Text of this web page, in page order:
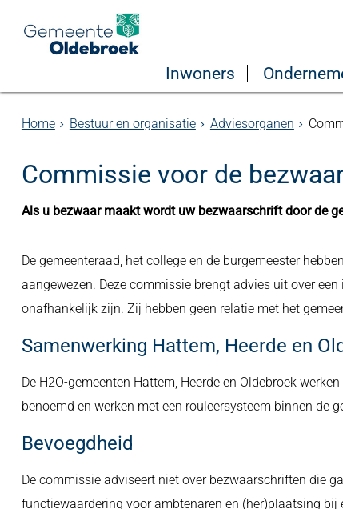
Inwoners
Home Bestuur en organisatie Adviesorganen
Commissie voor de
Als u bezwaar maakt wordt uw bezwaarschrift door de
De gemeenteraad, het college en de burgemeester
aangewezen. Deze commissie brengt advies uit over
onafhankelijk zijn. Zij hebben geen relatie met het
Samenwerking Hattem, Heerde en
De H2O-gemeenten Hattem, Heerde en Oldebroek
benoemd en werken met een rouleersysteem binnen de
Bevoegdheid
De commissie adviseert niet over bezwaarschriften die
functiewaardering voor ambtenaren en (her)plaatsing